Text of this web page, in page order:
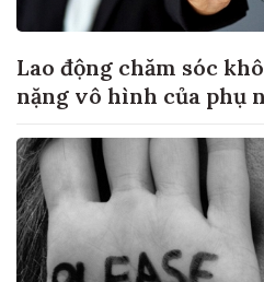
Lao động chăm sóc
nặng vô hình của phụ